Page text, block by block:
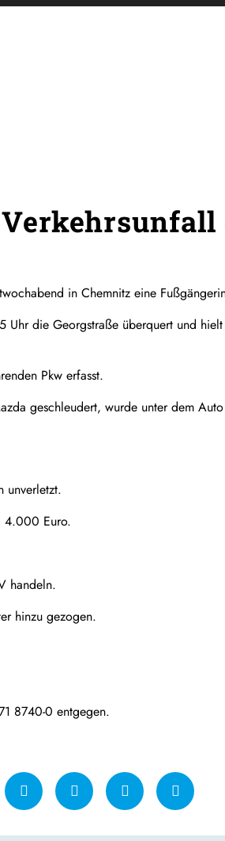
in Chemnitz eine
die Georgstraße überquert und
Pkw erfasst.
geschleudert, wurde unter dem
unverletzt.
4.000 Euro.
handeln.
hinzu gezogen.
8740-0 entgegen.